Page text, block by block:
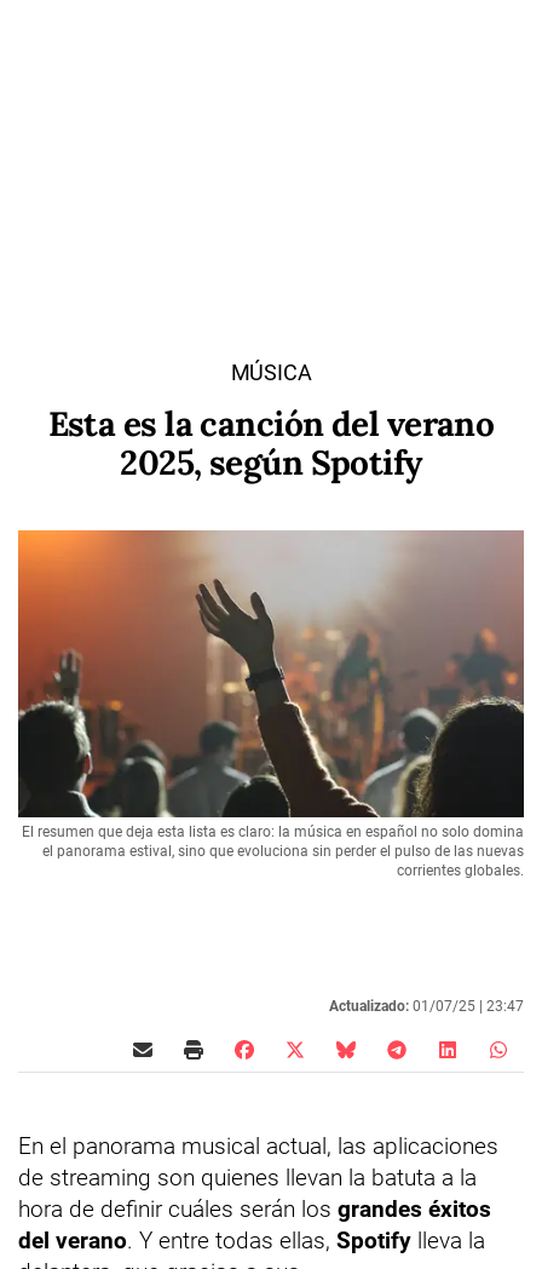
MÚSICA
Esta es la canción del verano
2025, según Spotify
El resumen que deja esta lista es claro: la música en español no solo domina
el panorama estival, sino que evoluciona sin perder el pulso de las nuevas
corrientes globales.
Actualizado: 01/07/25 | 23:47
En el panorama musical actual, las aplicaciones
de streaming son quienes llevan la batuta a la
hora de definir cuáles serán los grandes éxitos
del verano. Y entre todas ellas, Spotify lleva la